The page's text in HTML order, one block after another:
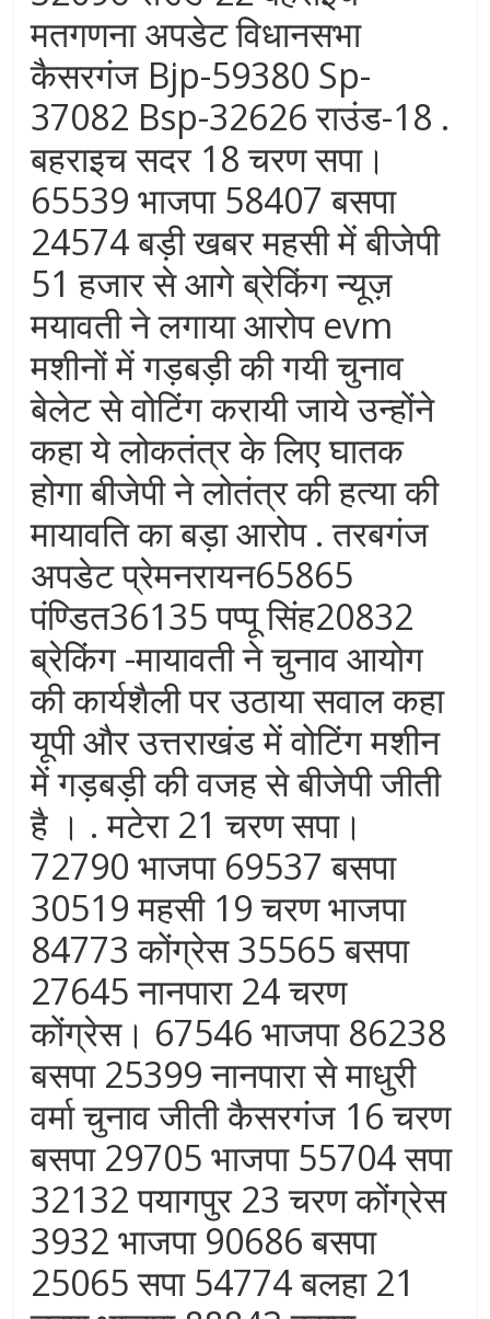
मतगणना अपडेट विधानसभा
कैसरगंज Bjp-59380 Sp-
37082 Bsp-32626 राउंड-18 .
बहराइच सदर 18 चरण सपा।
65539 भाजपा 58407 बसपा
24574 बड़ी खबर महसी में बीजेपी
51 हजार से आगे ब्रेकिंग न्यूज़
मयावती ने लगाया आरोप evm
मशीनों में गड़बड़ी की गयी चुनाव
बेलेट से वोटिंग करायी जाये उन्होंने
कहा ये लोकतंत्र के लिए घातक
होगा बीजेपी ने लोतंत्र की हत्या की
मायावति का बड़ा आरोप . तरबगंज
अपडेट प्रेमनरायन65865
पंण्डित36135 पप्पू सिंह20832
ब्रेकिंग -मायावती ने चुनाव आयोग
की कार्यशैली पर उठाया सवाल कहा
यूपी और उत्तराखंड में वोटिंग मशीन
में गड़बड़ी की वजह से बीजेपी जीती
है । . मटेरा 21 चरण सपा।
72790 भाजपा 69537 बसपा
30519 महसी 19 चरण भाजपा
84773 कोंग्रेस 35565 बसपा
27645 नानपारा 24 चरण
कोंग्रेस। 67546 भाजपा 86238
बसपा 25399 नानपारा से माधुरी
वर्मा चुनाव जीती कैसरगंज 16 चरण
बसपा 29705 भाजपा 55704 सपा
32132 पयागपुर 23 चरण कोंग्रेस
3932 भाजपा 90686 बसपा
25065 सपा 54774 बलहा 21